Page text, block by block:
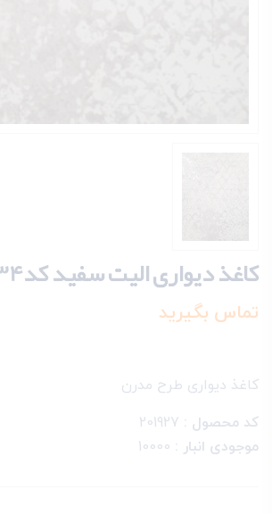
کاغذ دیواری الیت سفید کد34
تماس بگیرید
کاغذ دیواری طرح مدرن
کد محصول : 201927
موجودی انبار : 10000